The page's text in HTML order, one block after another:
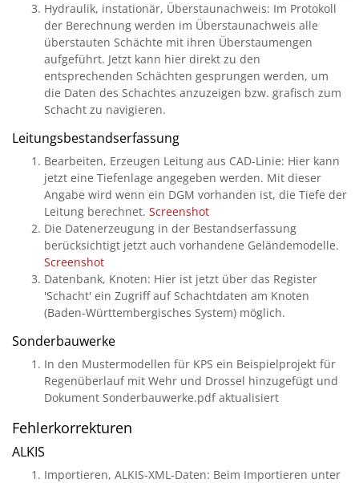
Hydraulik, instationär, Überstaunachweis: Im Protokoll
der Berechnung werden im Überstaunachweis alle
überstauten Schächte mit ihren Überstaumengen
aufgeführt. Jetzt kann hier direkt zu den
entsprechenden Schächten gesprungen werden, um
die Daten des Schachtes anzuzeigen bzw. grafisch zum
Schacht zu navigieren.
Leitungsbestandserfassung
Bearbeiten, Erzeugen Leitung aus CAD-Linie: Hier kann
jetzt eine Tiefenlage angegeben werden. Mit dieser
Angabe wird wenn ein DGM vorhanden ist, die Tiefe der
Leitung berechnet. Screenshot
Die Datenerzeugung in der Bestandserfassung
berücksichtigt jetzt auch vorhandene Geländemodelle.
Screenshot
Datenbank, Knoten: Hier ist jetzt über das Register
'Schacht' ein Zugriff auf Schachtdaten am Knoten
(Baden-Württembergisches System) möglich.
Sonderbauwerke
In den Mustermodellen für KPS ein Beispielprojekt für
Regenüberlauf mit Wehr und Drossel hinzugefügt und
Dokument Sonderbauwerke.pdf aktualisiert
Fehlerkorrekturen
ALKIS
Importieren, ALKIS-XML-Daten: Beim Importieren unter